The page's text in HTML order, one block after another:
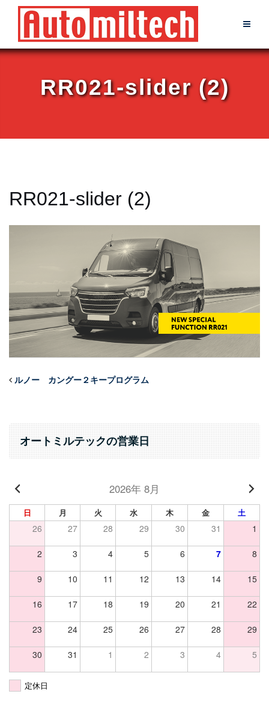
content
RR021-slider (2)
RR021-slider (2)
ルノー カングー２キープログラム
オートミルテックの営業日
2026年 8月
日 月 火 水 木 金 土
26 27 28 29 30 31 1
2 3 4 5 6 7 8
9 10 11 12 13 14 15
16 17 18 19 20 21 22
23 24 25 26 27 28 29
30 31 1 2 3 4 5
定休日